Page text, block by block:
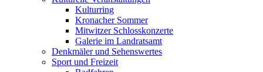
Kulturring
Kronacher Sommer
Mitwitzer Schlosskonzerte
Galerie im Landratsamt
Denkmäler und Sehenswertes
Sport und Freizeit